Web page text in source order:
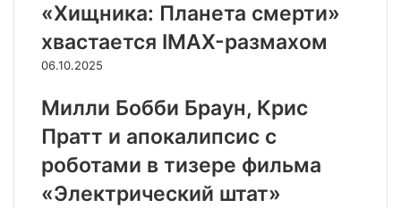
«Хищника: Планета смерти»
хвастается IMAX-размахом
06.10.2025
Милли Бобби Браун, Крис
Пратт и апокалипсис с
роботами в тизере фильма
«Электрический штат»